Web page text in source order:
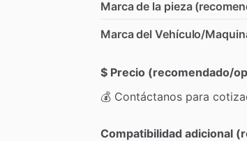
Marca de la pieza
Marca del Vehículo/
$ Precio (recomendado/
💰 Contáctanos para
Compatibilidad adicional